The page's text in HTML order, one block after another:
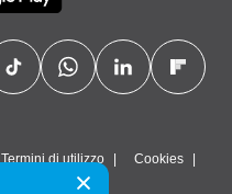
Termini di utilizzo Cookies